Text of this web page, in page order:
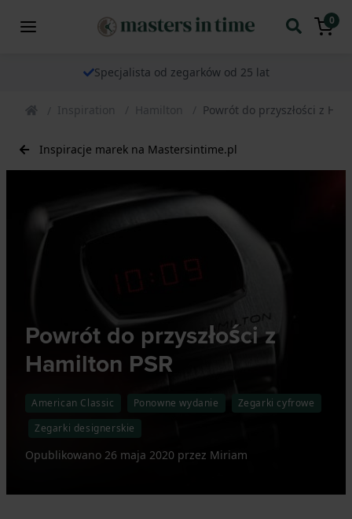
0
Specjalista od zegarków od 25 lat
Inspiration Hamilton Powrót do przyszłości z
Inspiracje marek na Mastersintime.pl
Powrót do przyszłości z
Hamilton PSR
American Classic Ponowne wydanie
Zegarki cyfrowe
Zegarki designerskie
Opublikowano 26 maja 2020 przez Miriam